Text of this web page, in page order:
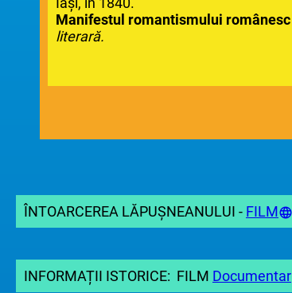
Manifestul romantismului românesc
literară.
ÎNTOARCEREA LĂPUȘNEANULUI - FILM
INFORMAȚII ISTORICE: FILM Documentar